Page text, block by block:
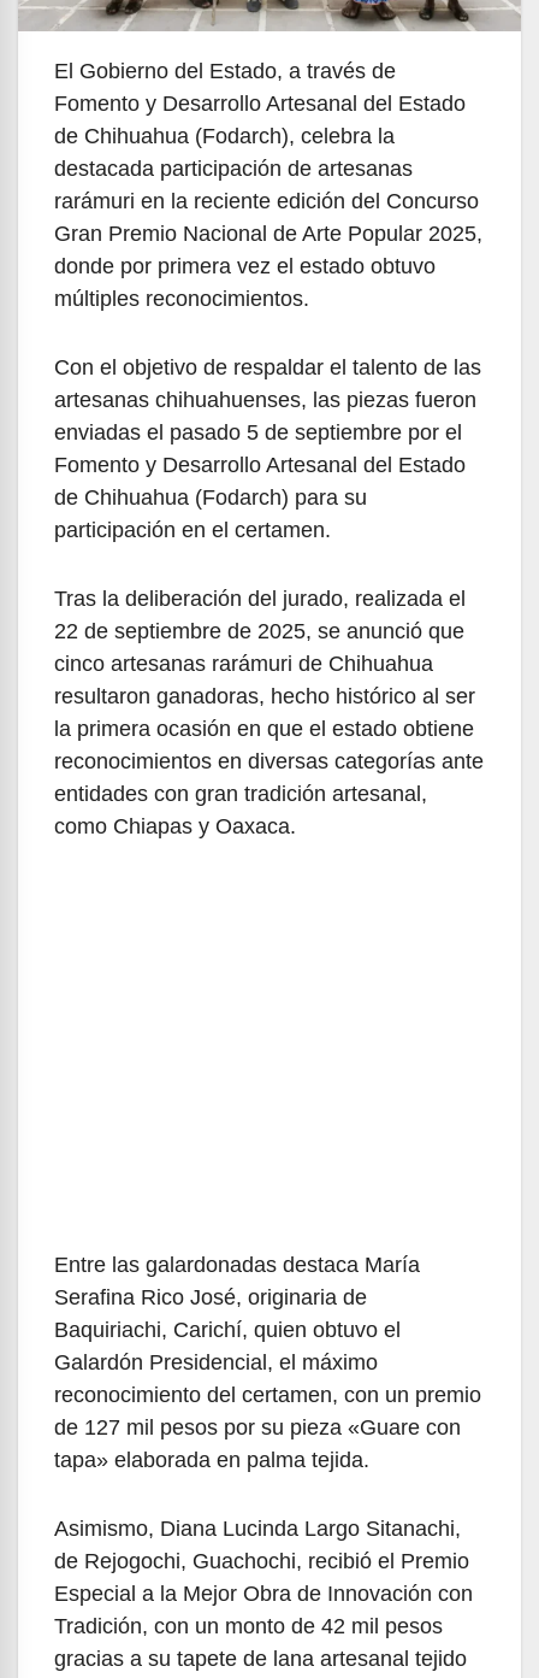
El Gobierno del Estado, a través de
Fomento y Desarrollo Artesanal del Estado
de Chihuahua (Fodarch), celebra la
destacada participación de artesanas
rarámuri en la reciente edición del Concurso
Gran Premio Nacional de Arte Popular 2025,
donde por primera vez el estado obtuvo
múltiples reconocimientos.
Con el objetivo de respaldar el talento de las
artesanas chihuahuenses, las piezas fueron
enviadas el pasado 5 de septiembre por el
Fomento y Desarrollo Artesanal del Estado
de Chihuahua (Fodarch) para su
participación en el certamen.
Tras la deliberación del jurado, realizada el
22 de septiembre de 2025, se anunció que
cinco artesanas rarámuri de Chihuahua
resultaron ganadoras, hecho histórico al ser
la primera ocasión en que el estado obtiene
reconocimientos en diversas categorías ante
entidades con gran tradición artesanal,
como Chiapas y Oaxaca.
Entre las galardonadas destaca María
Serafina Rico José, originaria de
Baquiriachi, Carichí, quien obtuvo el
Galardón Presidencial, el máximo
reconocimiento del certamen, con un premio
de 127 mil pesos por su pieza «Guare con
tapa» elaborada en palma tejida.
Asimismo, Diana Lucinda Largo Sitanachi,
de Rejogochi, Guachochi, recibió el Premio
Especial a la Mejor Obra de Innovación con
Tradición, con un monto de 42 mil pesos
gracias a su tapete de lana artesanal tejido